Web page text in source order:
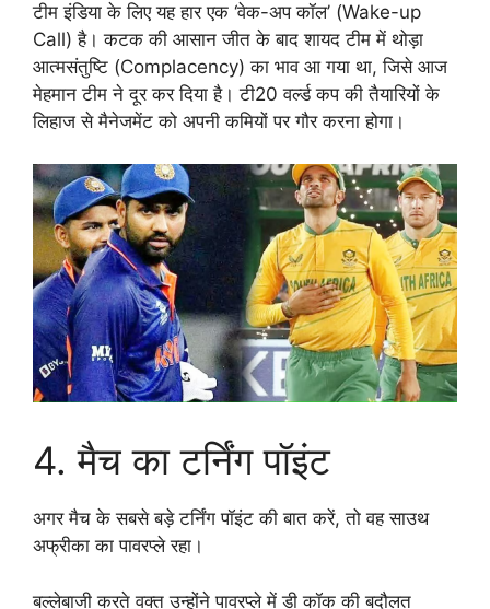
टीम इंडिया के लिए यह हार एक ‘वेक-अप कॉल’ (Wake-up
Call) है। कटक की आसान जीत के बाद शायद टीम में थोड़ा
आत्मसंतुष्टि (Complacency) का भाव आ गया था, जिसे आज
मेहमान टीम ने दूर कर दिया है। टी20 वर्ल्ड कप की तैयारियों के
लिहाज से मैनेजमेंट को अपनी कमियों पर गौर करना होगा।
4. मैच का टर्निंग पॉइंट
अगर मैच के सबसे बड़े टर्निंग पॉइंट की बात करें, तो वह साउथ
अफ्रीका का पावरप्ले रहा।
बल्लेबाजी करते वक्त उन्होंने पावरप्ले में डी कॉक की बदौलत